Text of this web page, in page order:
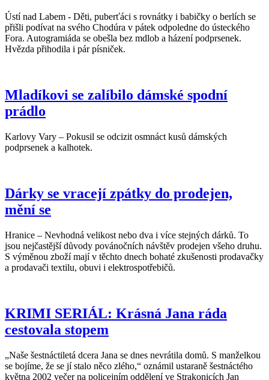
Ústí nad Labem - Děti, puberťáci s rovnátky i babičky o berlích se
přišli podívat na svého Chodúra v pátek odpoledne do ústeckého
Fora. Autogramiáda se obešla bez mdlob a házení podprsenek.
Hvězda přihodila i pár písniček.
Mladíkovi se zalíbilo dámské spodní
prádlo
Karlovy Vary – Pokusil se odcizit osmnáct kusů dámských
podprsenek a kalhotek.
Dárky se vracejí zpátky do prodejen,
mění se
Hranice – Nevhodná velikost nebo dva i více stejných dárků. To
jsou nejčastější důvody povánočních návštěv prodejen všeho druhu.
S výměnou zboží mají v těchto dnech bohaté zkušenosti prodavačky
a prodavači textilu, obuvi i elektrospotřebičů.
KRIMI SERIÁL: Krásná Jana ráda
cestovala stopem
„Naše šestnáctiletá dcera Jana se dnes nevrátila domů. S manželkou
se bojíme, že se jí stalo něco zlého,“ oznámil ustaraně šestnáctého
května 2002 večer na policejním oddělení ve Strakonicích Jan